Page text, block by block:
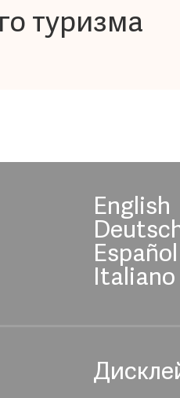
туризма
English
Español
Italiano